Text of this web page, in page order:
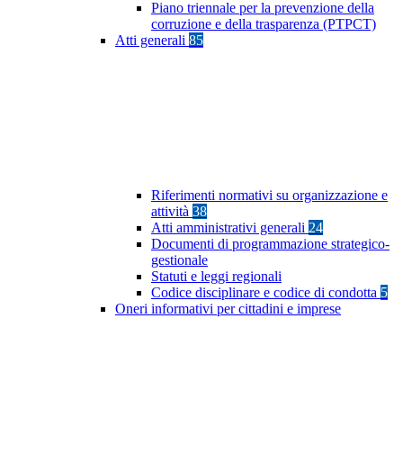
Piano triennale per la prevenzione della
corruzione e della trasparenza (PTPCT)
Atti generali 85
Riferimenti normativi su organizzazione e
attività 38
Atti amministrativi generali 24
Documenti di programmazione strategico-
gestionale
Statuti e leggi regionali
Codice disciplinare e codice di condotta 5
Oneri informativi per cittadini e imprese